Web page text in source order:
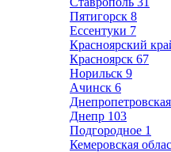
Пятигорск 8
Ессентуки 7
Красноярский
Красноярск 67
Норильск 9
Ачинск 6
Днепр 103
Подгородное 1
Кемеровская